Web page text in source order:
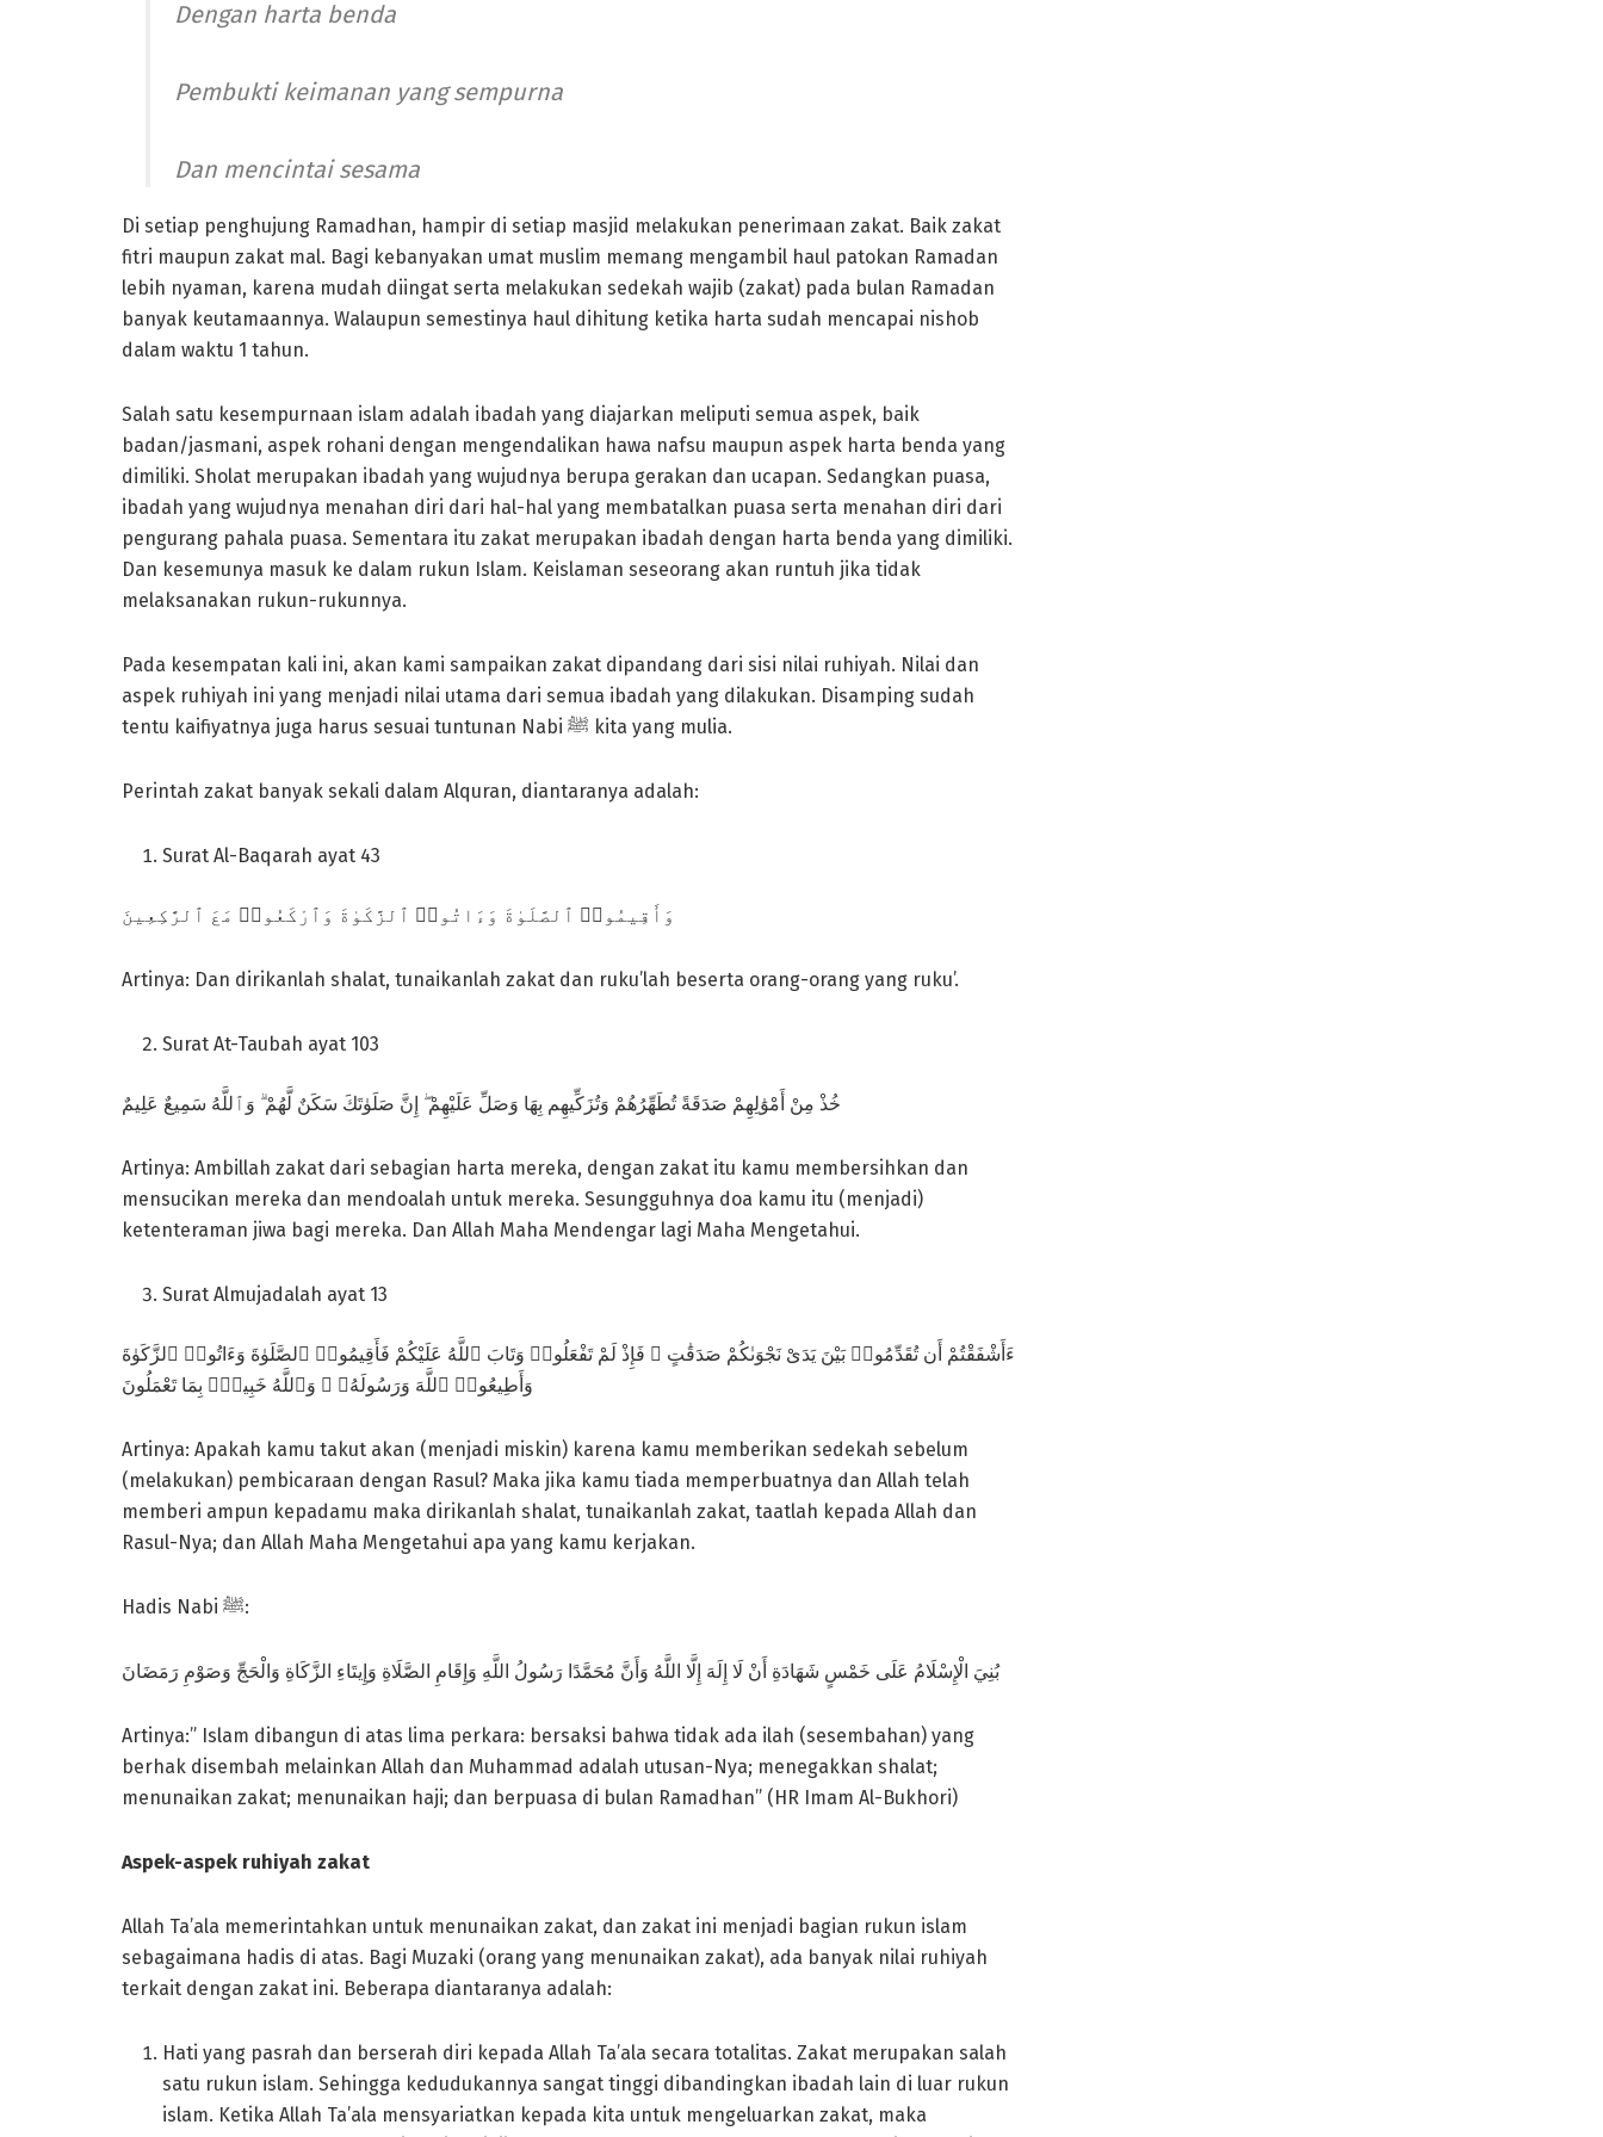
Dengan harta benda
Pembukti keimanan yang sempurna
Dan mencintai sesama
Di setiap penghujung Ramadhan, hampir di setiap masjid melakukan penerimaan zakat. Baik zakat
fitri maupun zakat mal. Bagi kebanyakan umat muslim memang mengambil haul patokan Ramadan
lebih nyaman, karena mudah diingat serta melakukan sedekah wajib (zakat) pada bulan Ramadan
banyak keutamaannya. Walaupun semestinya haul dihitung ketika harta sudah mencapai nishob
dalam waktu 1 tahun.
Salah satu kesempurnaan islam adalah ibadah yang diajarkan meliputi semua aspek, baik
badan/jasmani, aspek rohani dengan mengendalikan hawa nafsu maupun aspek harta benda yang
dimiliki. Sholat merupakan ibadah yang wujudnya berupa gerakan dan ucapan. Sedangkan puasa,
ibadah yang wujudnya menahan diri dari hal-hal yang membatalkan puasa serta menahan diri dari
pengurang pahala puasa. Sementara itu zakat merupakan ibadah dengan harta benda yang dimiliki.
Dan kesemunya masuk ke dalam rukun Islam. Keislaman seseorang akan runtuh jika tidak
melaksanakan rukun-rukunnya.
Pada kesempatan kali ini, akan kami sampaikan zakat dipandang dari sisi nilai ruhiyah. Nilai dan
aspek ruhiyah ini yang menjadi nilai utama dari semua ibadah yang dilakukan. Disamping sudah
tentu kaifiyatnya juga harus sesuai tuntunan Nabi ﷺ kita yang mulia.
Perintah zakat banyak sekali dalam Alquran, diantaranya adalah:
Surat Al-Baqarah ayat 43
وَأَقِيمُوا۟ ٱلصَّلَوٰةَ وَءَاتُوا۟ ٱلزَّكَوٰةَ وَٱرْكَعُوا۟ مَعَ ٱلرَّٰكِعِينَ
Artinya: Dan dirikanlah shalat, tunaikanlah zakat dan ruku’lah beserta orang-orang yang ruku’.
Surat At-Taubah ayat 103
خُذْ مِنْ أَمْوَٰلِهِمْ صَدَقَةً تُطَهِّرُهُمْ وَتُزَكِّيهِم بِهَا وَصَلِّ عَلَيْهِمْ ۖ إِنَّ صَلَوٰتَكَ سَكَنٌ لَّهُمْ ۗ وَٱللَّهُ سَمِيعٌ عَلِيمٌ
Artinya: Ambillah zakat dari sebagian harta mereka, dengan zakat itu kamu membersihkan dan
mensucikan mereka dan mendoalah untuk mereka. Sesungguhnya doa kamu itu (menjadi)
ketenteraman jiwa bagi mereka. Dan Allah Maha Mendengar lagi Maha Mengetahui.
Surat Almujadalah ayat 13
ءَأَشْفَقْتُمْ أَن تُقَدِّمُوا۟ بَيْنَ يَدَىْ نَجْوَىٰكُمْ صَدَقَٰتٍ ۚ فَإِذْ لَمْ تَفْعَلُوا۟ وَتَابَ ٱللَّهُ عَلَيْكُمْ فَأَقِيمُوا۟ ٱلصَّلَوٰةَ وَءَاتُوا۟ ٱلزَّكَوٰةَ
وَأَطِيعُوا۟ ٱللَّهَ وَرَسُولَهُۥ ۚ وَٱللَّهُ خَبِيرٌۢ بِمَا تَعْمَلُونَ
Artinya: Apakah kamu takut akan (menjadi miskin) karena kamu memberikan sedekah sebelum
(melakukan) pembicaraan dengan Rasul? Maka jika kamu tiada memperbuatnya dan Allah telah
memberi ampun kepadamu maka dirikanlah shalat, tunaikanlah zakat, taatlah kepada Allah dan
Rasul-Nya; dan Allah Maha Mengetahui apa yang kamu kerjakan.
Hadis Nabi ﷺ:
بُنِيَ الْإِسْلَامُ عَلَى خَمْسٍ شَهَادَةِ أَنْ لَا إِلَهَ إِلَّا اللَّهُ وَأَنَّ مُحَمَّدًا رَسُولُ اللَّهِ وَإِقَامِ الصَّلَاةِ وَإِيتَاءِ الزَّكَاةِ وَالْحَجِّ وَصَوْمِ رَمَضَانَ
Artinya:” Islam dibangun di atas lima perkara: bersaksi bahwa tidak ada ilah (sesembahan) yang
berhak disembah melainkan Allah dan Muhammad adalah utusan-Nya; menegakkan shalat;
menunaikan zakat; menunaikan haji; dan berpuasa di bulan Ramadhan” (HR Imam Al-Bukhori)
Aspek-aspek ruhiyah zakat
Allah Ta’ala memerintahkan untuk menunaikan zakat, dan zakat ini menjadi bagian rukun islam
sebagaimana hadis di atas. Bagi Muzaki (orang yang menunaikan zakat), ada banyak nilai ruhiyah
terkait dengan zakat ini. Beberapa diantaranya adalah:
Hati yang pasrah dan berserah diri kepada Allah Ta’ala secara totalitas. Zakat merupakan salah
satu rukun islam. Sehingga kedudukannya sangat tinggi dibandingkan ibadah lain di luar rukun
islam. Ketika Allah Ta’ala mensyariatkan kepada kita untuk mengeluarkan zakat, maka